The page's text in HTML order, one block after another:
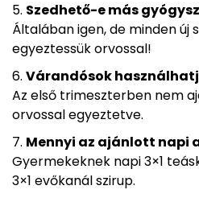
Szedhető-e más
Általában igen, de minden új
egyeztessük orvossal!
Várandósok
Az első trimeszterben nem
orvossal egyeztetve.
Mennyi az ajánlott napi
Gyermekeknek napi 3×1
3×1 evőkanál szirup.